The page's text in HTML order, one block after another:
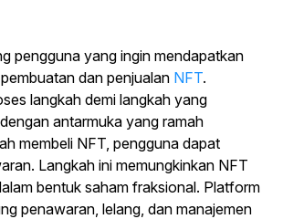
pengguna yang ingin mendapatkan
dan penjualan NFT.
langkah demi langkah yang
antarmuka yang ramah
membeli NFT, pengguna dapat
Langkah ini memungkinkan NFT
bentuk saham fraksional. Platform
penawaran, lelang, dan manajemen